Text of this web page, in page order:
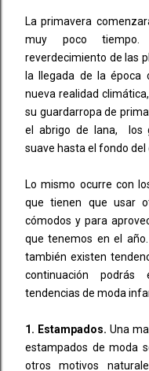
La primavera
muy poco tiempo.
reverdecimiento de las
la llegada de la época
nueva realidad
su guardarropa de
el abrigo de lana, los
suave hasta el fondo del
Lo mismo ocurre con
que tienen que usar
cómodos y para
que tenemos en el
también existen
continuación
tendencias de moda
1. Estampados.Una
estampados de moda
otros motivos